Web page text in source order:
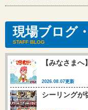
現場ブログ
STAFF BLOG
【みなさま
2026.08.07更新
シーリングが